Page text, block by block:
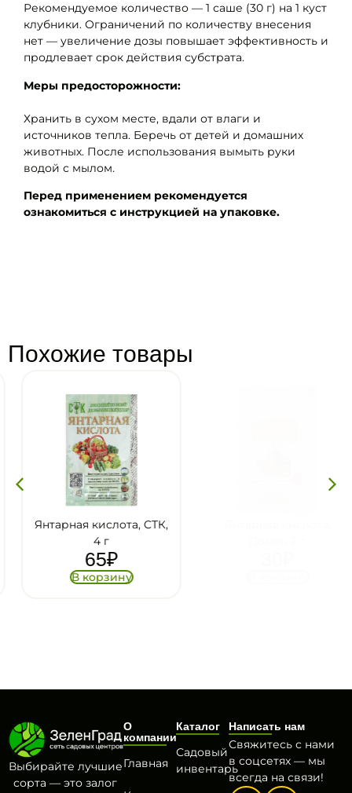
Рекомендуемое количество — 1 саше (30 г) на 1 куст
клубники. Ограничений по количеству внесения
нет — увеличение дозы повышает эффективность и
продлевает срок действия субстрата.
Меры предосторожности:
Хранить в сухом месте, вдали от влаги и
источников тепла. Беречь от детей и домашних
животных. После использования вымыть руки
водой с мылом.
Перед применением рекомендуется
ознакомиться с инструкцией на упаковке.
Похожие товары
Янтарная кислота, СТК,
4 г
65₽
В корзину
Выбирайте лучшие
сорта — это залог
О
компании
Главная
Каталог
Садовый
инвентарь
Написать нам
Свяжитесь с нами
в соцсетях — мы
всегда на связи!